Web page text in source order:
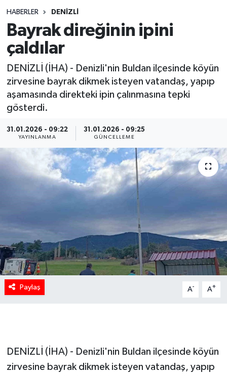
HABERLER DENIZLI
Bayrak direğinin ipini
çaldılar
DENİZLİ (İHA) - Denizli'nin Buldan ilçesinde köyün
zirvesine bayrak dikmek isteyen vatandaş, yapıp
aşamasında direkteki ipin çalınmasına tepki
gösterdi.
31.01.2026 - 09:22
YAYINLANMA
31.01.2026 - 09:25
GÜNCELLEME
Paylaş A- A+
DENİZLİ (İHA) - Denizli'nin Buldan ilçesinde köyün
zirvesine bayrak dikmek isteyen vatandaş, yapıp
Spor
Tebrik
Türkiye